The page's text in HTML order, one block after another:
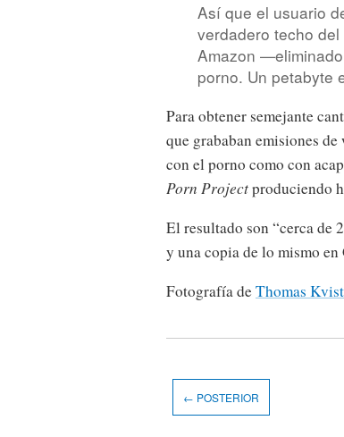
Así que el usuario
verdadero techo
Amazon
porno. Un petabyte
Para obtener semejante
que grababan emisiones
con el porno como con
Porn Projectproduciendo
El resultado son “cerca de
y una copia de lo mismo en
Fotografía deThomas
← POSTERIOR